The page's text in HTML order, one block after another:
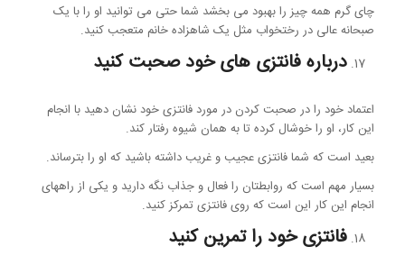
چای گرم همه چیز را بهبود می بخشد شما حتی می توانید او را با یک
صبحانه عالی در رختخواب مثل یک شاهزاده خانم متعجب کنید.
درباره فانتزی های خود صحبت کنید
اعتماد خود را در صحبت کردن در مورد فانتزی خود نشان دهید با انجام
این کار، او را خوشال کرده تا به همان شیوه رفتار کند.
بعید است که شما فانتزی عجیب و غریب داشته باشید که او را بترساند.
بسیار مهم است که روابطتان را فعال و جذاب نگه دارید و یکی از راههای
انجام این کار این است که روی فانتزی تمرکز کنید.
فانتزی خود را تمرین کنید